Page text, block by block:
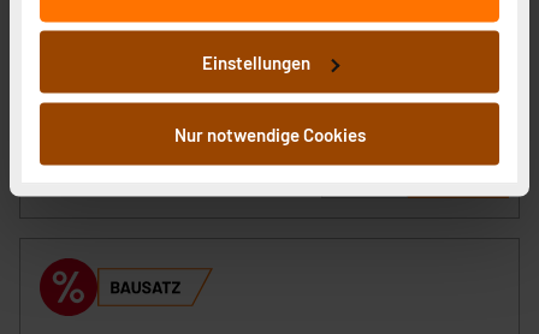
an unsere Partner für soziale Medien, Werbung und
Analysen weiter. Unsere Partner führen diese
Informationen möglicherweise mit weiteren Daten
zusammen, die Sie ihnen bereitgestellt haben oder die
sie im Rahmen Ihrer Nutzung der Dienste gesammelt
der anschließenden Weiterverarbeitung für die
nachfolgend dargestellten bzw. die von Ihnen
Einstellungen
Nur notwendige Cookies
11,95 €
inkl. MwSt.
Informationen zu Versandkosten